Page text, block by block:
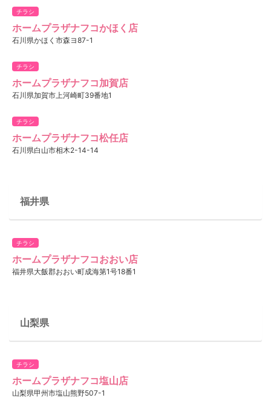
チラシ
ホームプラザナフコかほく店
石川県かほく市森ヨ87-1
チラシ
ホームプラザナフコ加賀店
石川県加賀市上河崎町39番地1
チラシ
ホームプラザナフコ松任店
石川県白山市相木2-14-14
福井県
チラシ
ホームプラザナフコおおい店
福井県大飯郡おおい町成海第1号18番1
山梨県
チラシ
ホームプラザナフコ塩山店
山梨県甲州市塩山熊野507-1